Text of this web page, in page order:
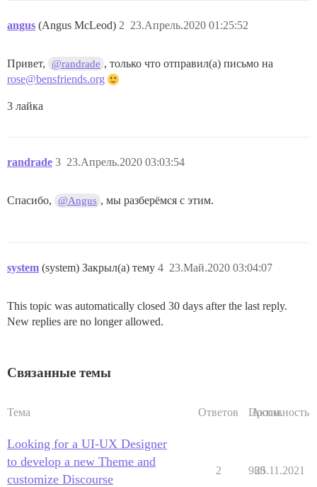
angus (Angus McLeod) 23.Апрель.2020 01:25:52
2
Привет, @randrade , только что отправил(а) письмо на
rose@bensfriends.org
3 лайка
randrade 23.Апрель.2020 03:03:54
3
Спасибо, @Angus , мы разберёмся с этим.
system (system) Закрыл(а) тему 23.Май.2020 03:04:07
4
This topic was automatically closed 30 days after the last reply.
New replies are no longer allowed.
Связанные темы
Тема Ответов Просм.
Активность
Looking for a UI-UX Designer
to develop a new Theme and
customize Discourse
2 988
25.11.2021